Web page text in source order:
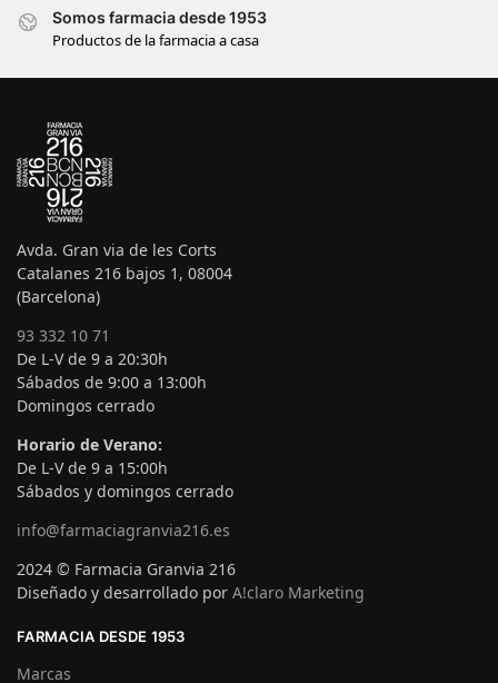
Somos farmacia desde 1953
Productos de la farmacia a casa
Avda. Gran via de les Corts
Catalanes 216 bajos 1, 08004
(Barcelona)
93 332 10 71
De L-V de 9 a 20:30h
Sábados de 9:00 a 13:00h
Domingos cerrado
Horario de Verano:
De L-V de 9 a 15:00h
Sábados y domingos cerrado
info@farmaciagranvia216.es
2024 © Farmacia Granvia 216
Diseñado y desarrollado por A!claro Marketing
FARMACIA DESDE 1953
Marcas